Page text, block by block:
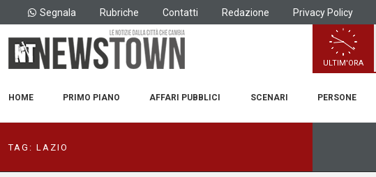
Segnala Rubriche Contatti Redazione Privacy Policy
ULTIM'ORA
HOME PRIMO PIANO AFFARI PUBBLICI SCENARI PERSONE
TAG: LAZIO